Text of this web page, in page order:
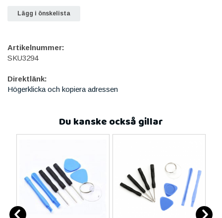
Lägg i önskelista
Artikelnummer:
SKU3294
Direktlänk:
Högerklicka och kopiera adressen
Du kanske också gillar